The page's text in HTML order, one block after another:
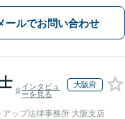
ールでお問い合わせ
インタビュ
ーを見る
大阪府
アップ法律事務所 大阪支店